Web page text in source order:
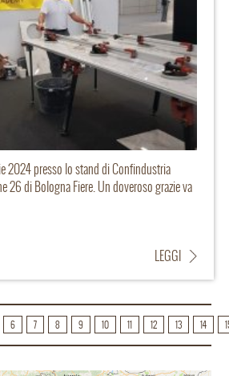
2024 presso lo stand di Confindustria
26 di Bologna Fiere. Un doveroso grazie va
LEGGI
6 7 8 9 10 11 12 13 14